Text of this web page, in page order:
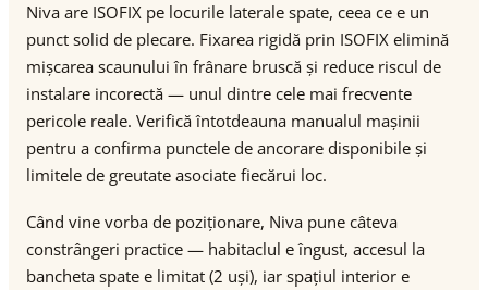
Niva are ISOFIX pe locurile laterale spate, ceea ce e un
punct solid de plecare. Fixarea rigidă prin ISOFIX elimină
mișcarea scaunului în frânare bruscă și reduce riscul de
instalare incorectă — unul dintre cele mai frecvente
pericole reale. Verifică întotdeauna manualul mașinii
pentru a confirma punctele de ancorare disponibile și
limitele de greutate asociate fiecărui loc.
Când vine vorba de poziționare, Niva pune câteva
constrângeri practice — habitaclul e îngust, accesul la
bancheta spate e limitat (2 uși), iar spațiul interior e